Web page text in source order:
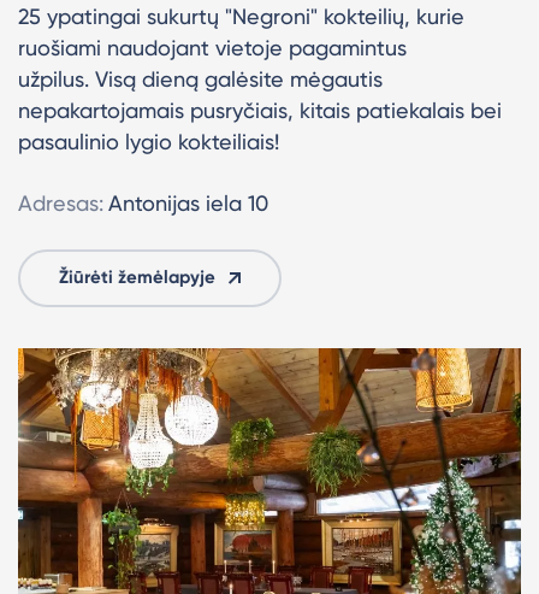
25 ypatingai sukurtų "Negroni" kokteilių, kurie
ruošiami naudojant vietoje pagamintus
užpilus. Visą dieną galėsite mėgautis
nepakartojamais pusryčiais, kitais patiekalais bei
pasaulinio lygio kokteiliais!
Adresas: Antonijas iela 10
Žiūrėti žemėlapyje